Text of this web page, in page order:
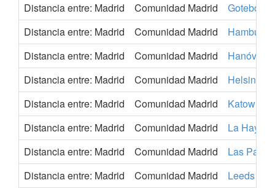
Distancia entre: Madrid
Comunidad Madrid
Goteborg
Distancia entre: Madrid
Comunidad Madrid
Hamburgo
Distancia entre: Madrid
Comunidad Madrid
Hanóver
Distancia entre: Madrid
Comunidad Madrid
Helsinki
Distancia entre: Madrid
Comunidad Madrid
Katowice
Distancia entre: Madrid
Comunidad Madrid
La Haya
Distancia entre: Madrid
Comunidad Madrid
Las
Distancia entre: Madrid
Comunidad Madrid
Leeds